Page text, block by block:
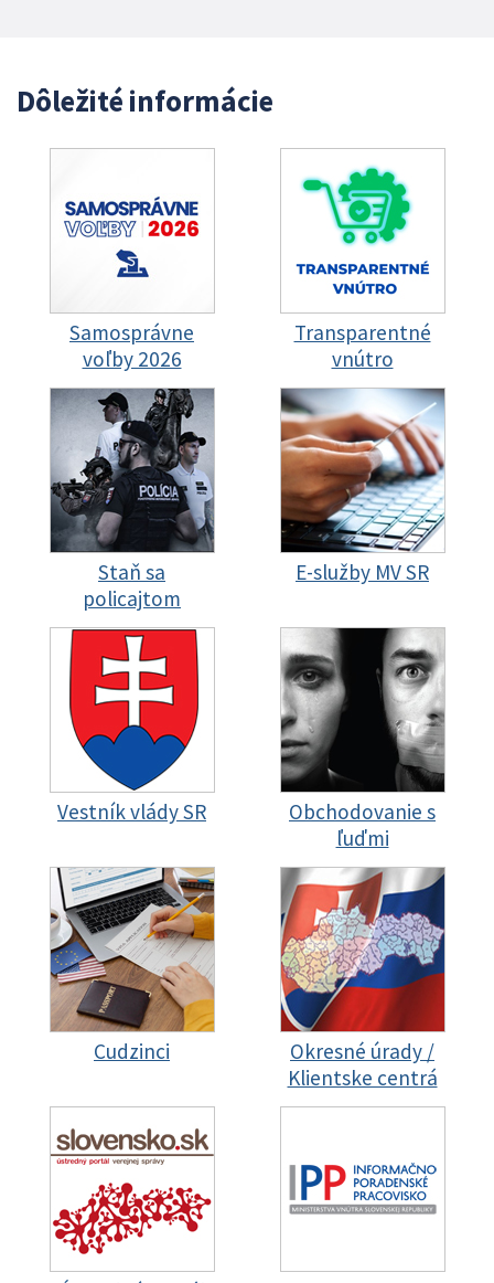
Dôležité informácie
Samosprávne
voľby 2026
Transparentné
vnútro
Staň sa
policajtom
E-služby MV SR
Vestník vlády SR
Obchodovanie s
ľuďmi
Cudzinci
Okresné úrady /
Klientske centrá